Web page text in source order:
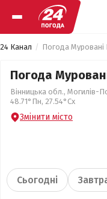
24 Канал Погода Муровані
Погода
Вінницька обл., Могилів-
48.71°Пн, 27.54°Сх
Змінити місто
Сьогодні